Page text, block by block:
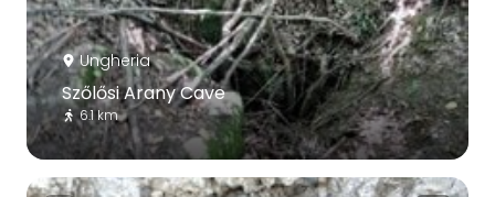
Ungheria
Szőlősi Arany Cave
6.1 km